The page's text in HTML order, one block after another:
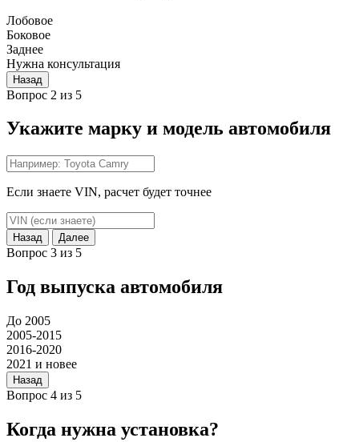
Лобовое
Боковое
Заднее
Нужна консультация
Назад
Вопрос 2 из 5
Укажите марку и модель автомобиля
Если знаете VIN, расчет будет точнее
Назад Далее
Вопрос 3 из 5
Год выпуска автомобиля
До 2005
2005-2015
2016-2020
2021 и новее
Назад
Вопрос 4 из 5
Когда нужна установка?